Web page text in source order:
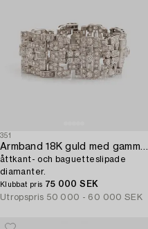
351
Armband 18K guld med gammal-,
åttkant- och baguetteslipade
diamanter.
Klubbat pris 75 000 SEK
Utropspris 50 000 - 60 000 SEK